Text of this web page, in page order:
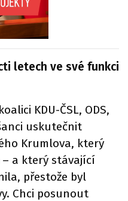
letech ve své funkci
KDU-ČSL, ODS,
uskutečnit
Krumlova, který
– a který stávající
přestože byl
Chci posunout